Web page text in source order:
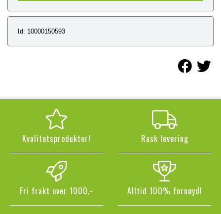
Id: 10000150593
Kvalitetsprodukter! Rask levering
Fri frakt over 1000,- Alltid 100% fornøyd!